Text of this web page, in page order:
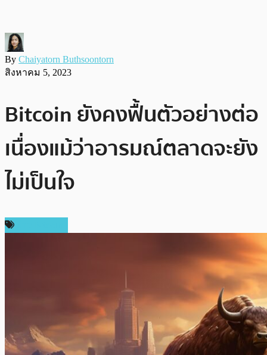
By Chaiyatorn Buthsoontorn
สิงหาคม 5, 2023
Bitcoin ยังคงฟื้นตัวอย่างต่อ
เนื่องแม้ว่าอารมณ์ตลาดจะยัง
ไม่เป็นใจ